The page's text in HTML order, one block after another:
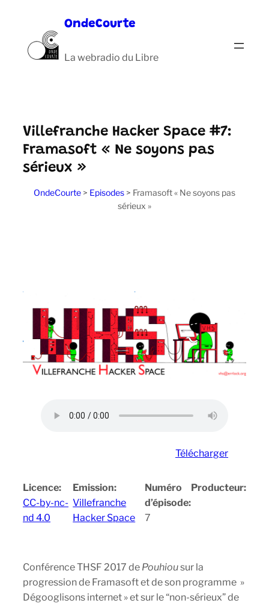
contenu
OndeCourte
La webradio du Libre
Villefranche Hacker Space #7:
Framasoft « Ne soyons pas
sérieux »
OndeCourte > Episodes > Framasoft « Ne soyons pas
sérieux »
Télécharger
Licence:
CC-by-nc-
nd 4.0
Emission:
Villefranche
Hacker Space
Numéro
d’épisode:
7
Producteur:
Conférence THSF 2017 de Pouhiousur la
progression de Framasoft et de son programme »
Dégooglisons internet » et sur le “non-sérieux” de